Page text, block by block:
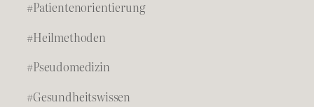
#Patientenorientierung
#Heilmethoden
#Pseudomedizin
#Gesundheitswissen